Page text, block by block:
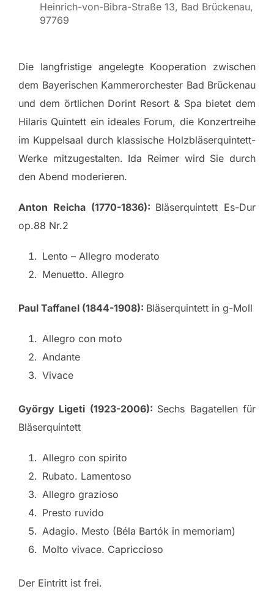
Heinrich-von-Bibra-Straße 13, Bad Brückenau,
97769
Die langfristige angelegte Kooperation zwischen
dem Bayerischen Kammerorchester Bad Brückenau
und dem örtlichen Dorint Resort & Spa bietet dem
Hilaris Quintett ein ideales Forum, die Konzertreihe
im Kuppelsaal durch klassische Holzbläserquintett-
Werke mitzugestalten. Ida Reimer wird Sie durch
den Abend moderieren.
Anton Reicha (1770-1836): Bläserquintett Es-Dur
op.88 Nr.2
Lento – Allegro moderato
Menuetto. Allegro
Paul Taffanel (1844-1908): Bläserquintett in g-Moll
Allegro con moto
Andante
Vivace
György Ligeti (1923-2006): Sechs Bagatellen für
Bläserquintett
Allegro con spirito
Rubato. Lamentoso
Allegro grazioso
Presto ruvido
Adagio. Mesto (Béla Bartók in memoriam)
Molto vivace. Capriccioso
Der Eintritt ist frei.